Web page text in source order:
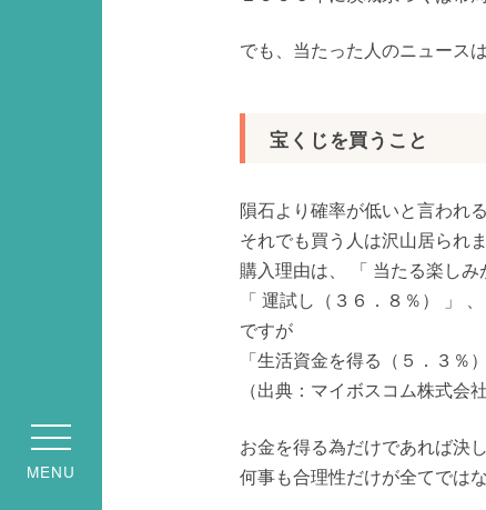
MENU
でも、当たった人のニュース
宝くじを買うこと
隕石より確率が低いと言われ
それでも買う人は沢山居られま
購入理由は、 「 当たる楽しみ
「 運試し（３６．８％） 」
ですが
「生活資金を得る（５．３％
（出典：マイボスコム株式会
お金を得る為だけであれば決
何事も合理性だけが全てでは